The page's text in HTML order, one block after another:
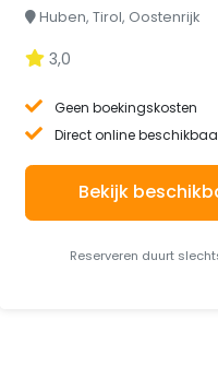
Huben, Tirol, Oostenrijk
3,0
Geen boekingskosten
Direct online
Bekijk
Reserveren duurt